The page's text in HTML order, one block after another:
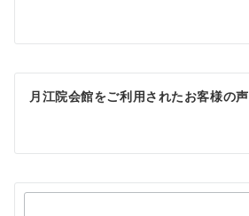
ナ
ビ
ゲ
シ
ョ
月江院会館をご利用されたお客様の声